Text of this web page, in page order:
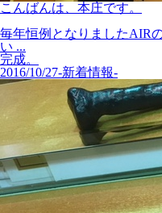
こんばんは、本庄です。
毎年恒例となりましたAIR
い ...
完成。
2016/10/27-新着情報-